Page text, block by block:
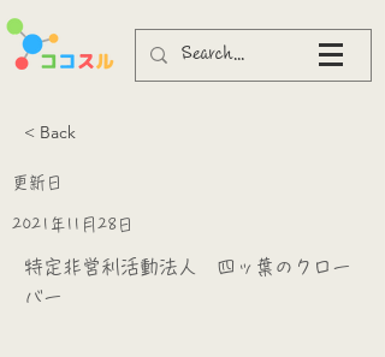
< Back
更新日
2021年11月28日
特定非営利活動法人 四ッ葉のクロー
バー